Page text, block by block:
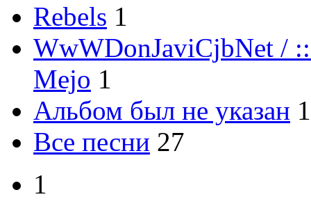
Rebels 1
WwWDonJaviCjbNet /
Mejo 1
Альбом был не указан
Все песни 27
1